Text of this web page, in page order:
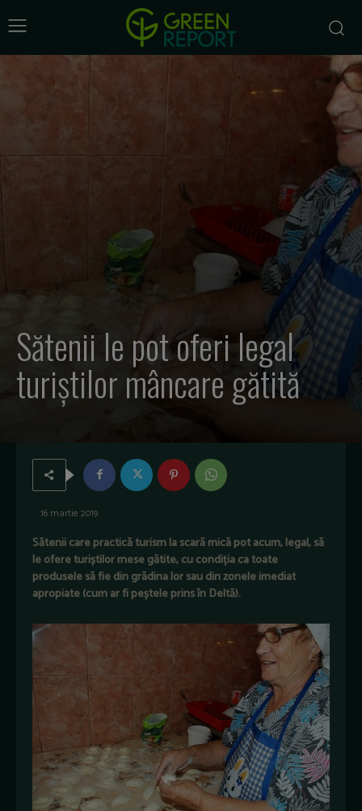
Sătenii le pot oferi legal
turiștilor mâncare gătită
16 martie 2019
Sătenii care practică turism la scară mică pot acum, legal, să
le ofere turiștilor mese gătite, cu condiția ca toate
produsele să fie din grădina lor sau din zonele imediat
apropiate (cum ar fi peștele prins în Deltă).